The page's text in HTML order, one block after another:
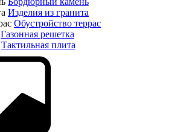
Изделия из гранита
Обустройство террас
Газонная решетка
Тактильная плита